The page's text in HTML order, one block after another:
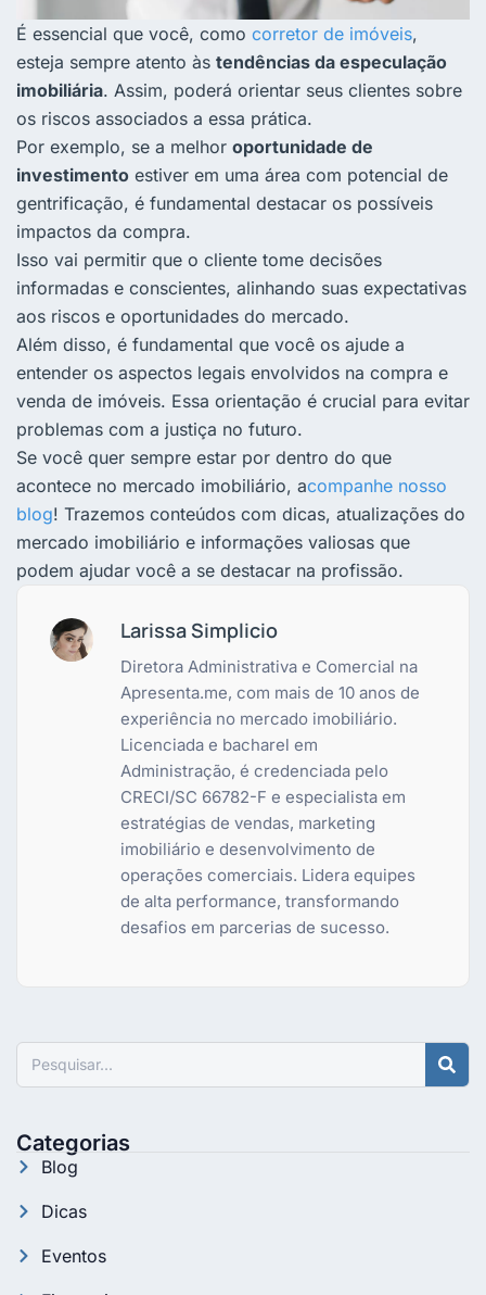
É essencial que você, como corretor de imóveis,
esteja sempre atento às tendências da especulação
imobiliária. Assim, poderá orientar seus clientes sobre
os riscos associados a essa prática.
Por exemplo, se a melhor oportunidade de
investimento estiver em uma área com potencial de
gentrificação, é fundamental destacar os possíveis
impactos da compra.
Isso vai permitir que o cliente tome decisões
informadas e conscientes, alinhando suas expectativas
aos riscos e oportunidades do mercado.
Além disso, é fundamental que você os ajude a
entender os aspectos legais envolvidos na compra e
venda de imóveis. Essa orientação é crucial para evitar
problemas com a justiça no futuro.
Se você quer sempre estar por dentro do que
acontece no mercado imobiliário, acompanhe nosso
blog! Trazemos conteúdos com dicas, atualizações do
mercado imobiliário e informações valiosas que
podem ajudar você a se destacar na profissão.
Larissa Simplicio
Diretora Administrativa e Comercial na
Apresenta.me, com mais de 10 anos de
experiência no mercado imobiliário.
Licenciada e bacharel em
Administração, é credenciada pelo
CRECI/SC 66782-F e especialista em
estratégias de vendas, marketing
imobiliário e desenvolvimento de
operações comerciais. Lidera equipes
de alta performance, transformando
desafios em parcerias de sucesso.
Pesquisar
Categorias
Blog
Dicas
Eventos